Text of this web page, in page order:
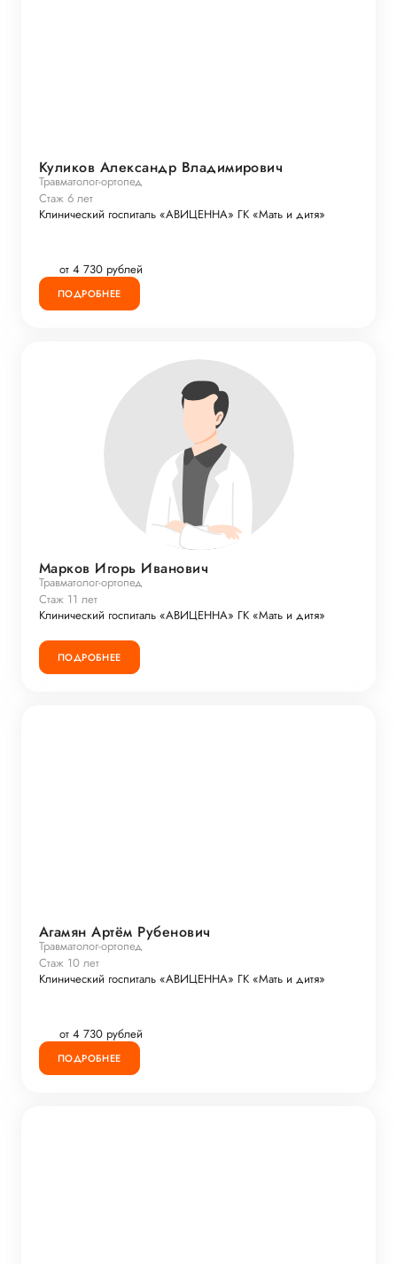
Куликов Александр Владимирович
Травматолог-ортопед
Стаж 6 лет
Клинический госпиталь «АВИЦЕННА» ГК «Мать и дитя»
от 4 730 рублей
ПОДРОБНЕЕ
Марков Игорь Иванович
Травматолог-ортопед
Стаж 11 лет
Клинический госпиталь «АВИЦЕННА» ГК «Мать и дитя»
ПОДРОБНЕЕ
Агамян Артём Рубенович
Травматолог-ортопед
Стаж 10 лет
Клинический госпиталь «АВИЦЕННА» ГК «Мать и дитя»
от 4 730 рублей
ПОДРОБНЕЕ